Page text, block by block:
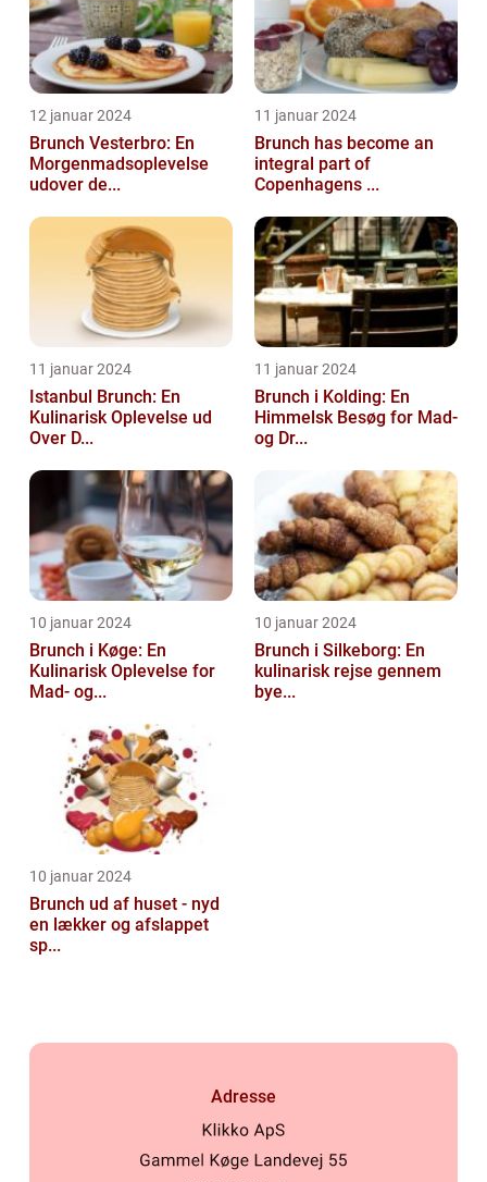
12 januar 2024
Brunch Vesterbro: En
Morgenmadsoplevelse
udover de...
11 januar 2024
Brunch has become an
integral part of
Copenhagens ...
11 januar 2024
Istanbul Brunch: En
Kulinarisk Oplevelse ud
Over D...
11 januar 2024
Brunch i Kolding: En
Himmelsk Besøg for Mad-
og Dr...
10 januar 2024
Brunch i Køge: En
Kulinarisk Oplevelse for
Mad- og...
10 januar 2024
Brunch i Silkeborg: En
kulinarisk rejse gennem
bye...
10 januar 2024
Brunch ud af huset - nyd
en lækker og afslappet
sp...
Adresse